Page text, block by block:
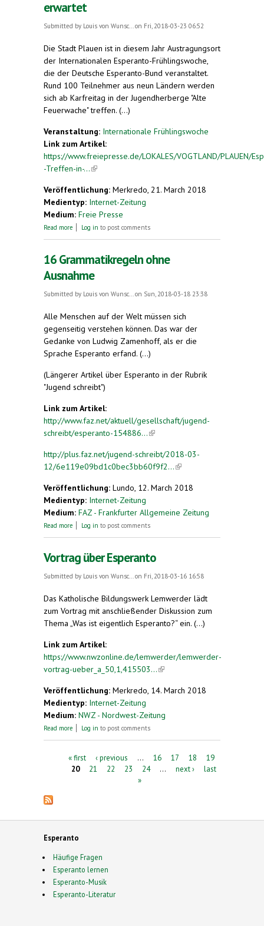
erwartet
Submitted by Louis von Wunsc... on Fri, 2018-03-23 06:52
Die Stadt Plauen ist in diesem Jahr Austragungsort
der Internationalen Esperanto-Frühlingswoche,
die der Deutsche Esperanto-Bund veranstaltet.
Rund 100 Teilnehmer aus neun Ländern werden
sich ab Karfreitag in der Jugendherberge "Alte
Feuerwache" treffen. (...)
Veranstaltung: Internationale Frühlingswoche
Link zum Artikel:
https://www.freiepresse.de/LOKALES/VOGTLAND/PLAUEN/
-Treffen-in-...(link is external)
Veröffentlichung: Merkredo, 21. March 2018
Medientyp: Internet-Zeitung
Medium: Freie Presse
Read more about Esperanto: Treffen in Plauen. Rund 100
Log in to post comments
16 Grammatikregeln ohne
Ausnahme
Submitted by Louis von Wunsc... on Sun, 2018-03-18 23:38
Alle Menschen auf der Welt müssen sich
gegenseitig verstehen können. Das war der
Gedanke von Ludwig Zamenhoff, als er die
Sprache Esperanto erfand. (...)
(Längerer Artikel über Esperanto in der Rubrik
"Jugend schreibt")
Link zum Artikel:
http://www.faz.net/aktuell/gesellschaft/jugend-
schreibt/esperanto-154886...(link is external)
http://plus.faz.net/jugend-schreibt/2018-03-
12/6e119e09bd1c0bec3bb60f9f2...(link is
Veröffentlichung: Lundo, 12. March 2018
Medientyp: Internet-Zeitung
Medium: FAZ - Frankfurter Allgemeine Zeitung
Read more about 16 Grammatikregeln ohne Ausnahme
Log in to post comments
Vortrag über Esperanto
Submitted by Louis von Wunsc... on Fri, 2018-03-16 16:58
Das Katholische Bildungswerk Lemwerder lädt
zum Vortrag mit anschließender Diskussion zum
Thema „Was ist eigentlich Esperanto?“ ein. (...)
Link zum Artikel:
https://www.nwzonline.de/lemwerder/lemwerder-
vortrag-ueber_a_50,1,415503...(link is external)
Veröffentlichung: Merkredo, 14. March 2018
Medientyp: Internet-Zeitung
Medium: NWZ - Nordwest-Zeitung
Read more about Vortrag über Esperanto
Log in to post comments
Pages« first ‹ previous … 16 17 18
19
20
21 22 23 24 … next ›
last
»
Esperanto
Häufige Fragen
Esperanto lernen
Esperanto-Musik
Esperanto-Literatur